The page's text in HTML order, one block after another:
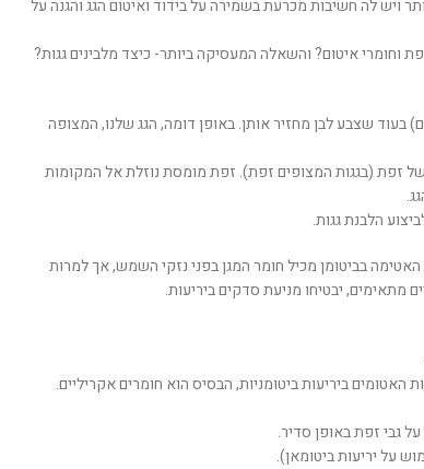
ויש לה חשיבות מכרעת בשמירה על בידוד ואיטום הגג והגנה על
וחומרי איטום? והשאלה המעסיקה ביותר- כיצד מלבינים גגות?
בעוד שצבע לבן מחזיר אותן. באופן דומה, הגג שלנו, המצופה
זפת (בגגות המצופים זפת). זפת מומסת נוזלת אל המקומות
הלבנת גגות.
האטימה בביטומן מכיל חומר המגן בפני נזקי השמש, אך למרות
מתאימים, יבטיחו מניעת סדקים ביריעות.
ביריעות ביטומניות, הבסיס הוא חומרים אקריליים.
גבי זפת באופן סדיר.
על יריעות ביטומאן).